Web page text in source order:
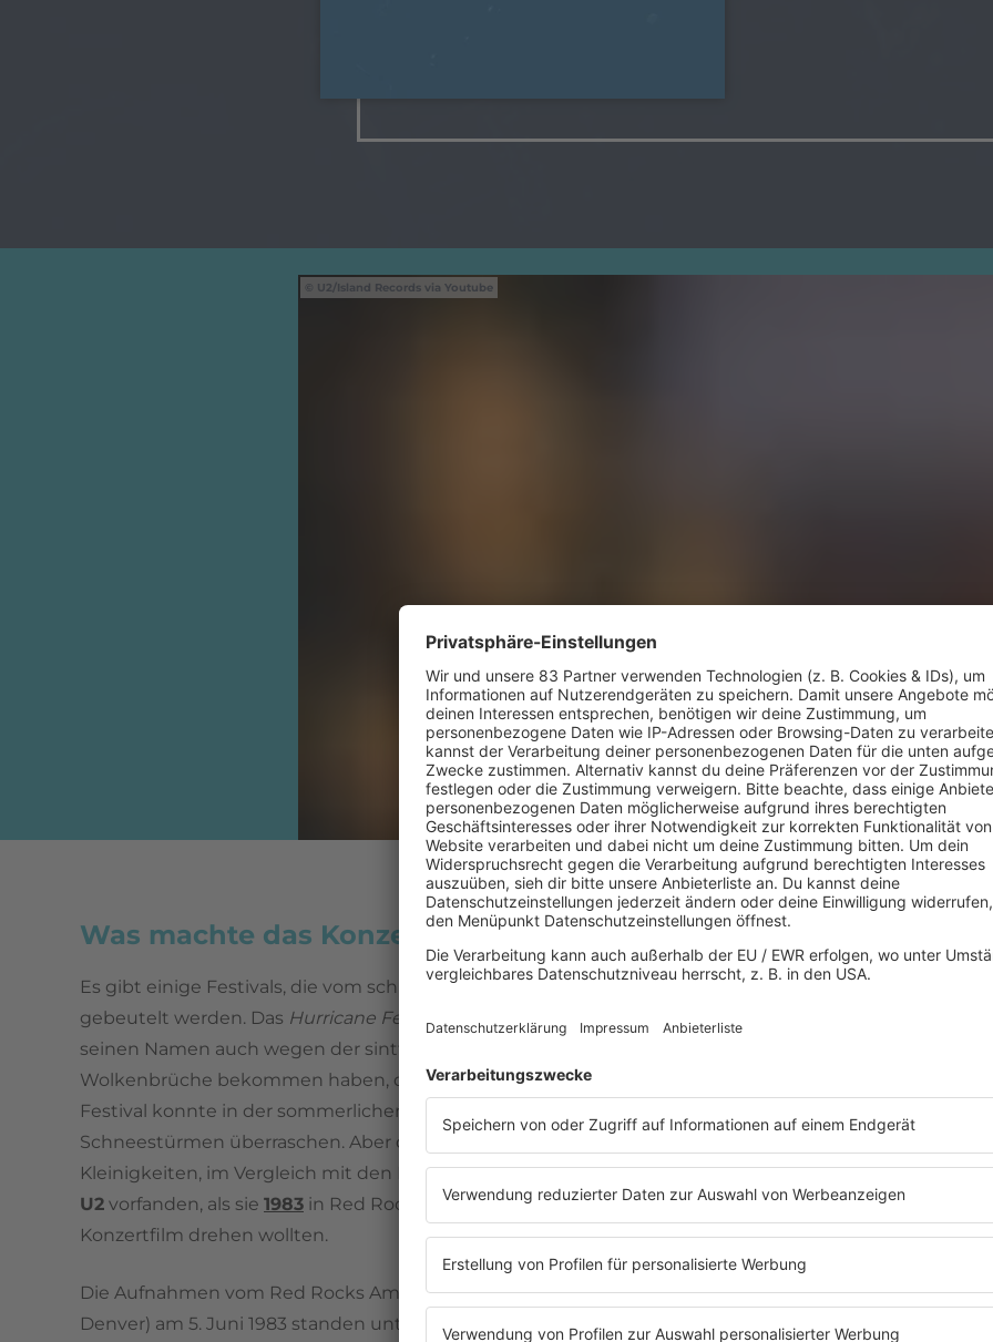
U2/Island Records via Youtube
Was machte das Konzert von U2 in Red Rocks so besonders?
Es gibt einige Festivals, die vom schlechten Wetter
gebeutelt werden. Das Hurricane Festival könnte
seinen Namen auch wegen der sintflutartigen
Wolkenbrüche bekommen haben, dasRock am Ring-
Festival konnte in der sommerlichen Eifel schon mit
Schneestürmen überraschen. Aber das sind
Kleinigkeiten, im Vergleich mit den Bedingungen, die
U2 vorfanden, als sie 1983 in Red Rocks einen
Konzertfilm drehen wollten.
Die Aufnahmen vom Red Rocks Amphitheater (nahe
Denver) am 5. Juni 1983 standen unter keinem guten
>>Einblicke in die bemerkenswerte
entspreche Platte taugten. Auf der Platte
erschreckend wenige Aufnahmen vom
Juni 1983: Nur "Gloria" und "Party Girl" sind
Red Rocks-Mitschnitte. "I Will Follow", "
Sunday", "The Electric Co", "
wurden hingegen im August 1983 auf der
Deutschland aufgezeichnet.